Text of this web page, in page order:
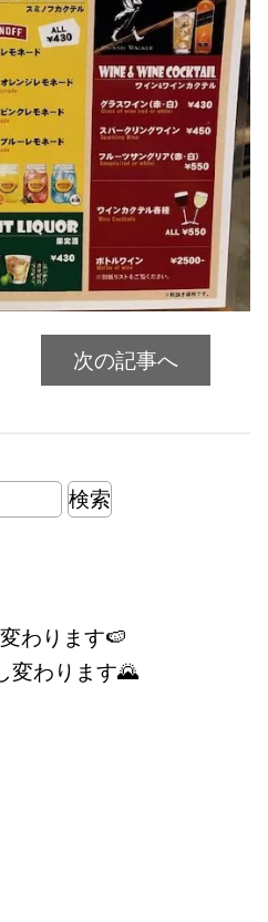
次の記事へ
わります🍉
変わります🌄